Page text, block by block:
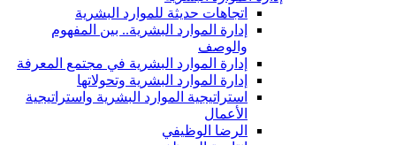
اتجاهات حديثة للموارد البشرية
إدارة الموارد البشرية.. بين المفهوم
والوصف
إدارة الموارد البشرية في مجتمع المعرفة
إدارة الموارد البشرية وتحولاتها
استراتيجية الموارد البشرية واستراتيجية
الأعمال
الرضا الوظيفي